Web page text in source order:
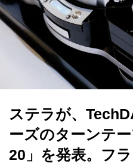
ステラが、
ーズのターンテ
20」を発表。フ